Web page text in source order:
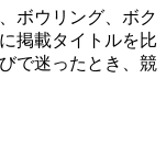
ボウリング、ボク
掲載タイトルを比
で迷ったとき、競